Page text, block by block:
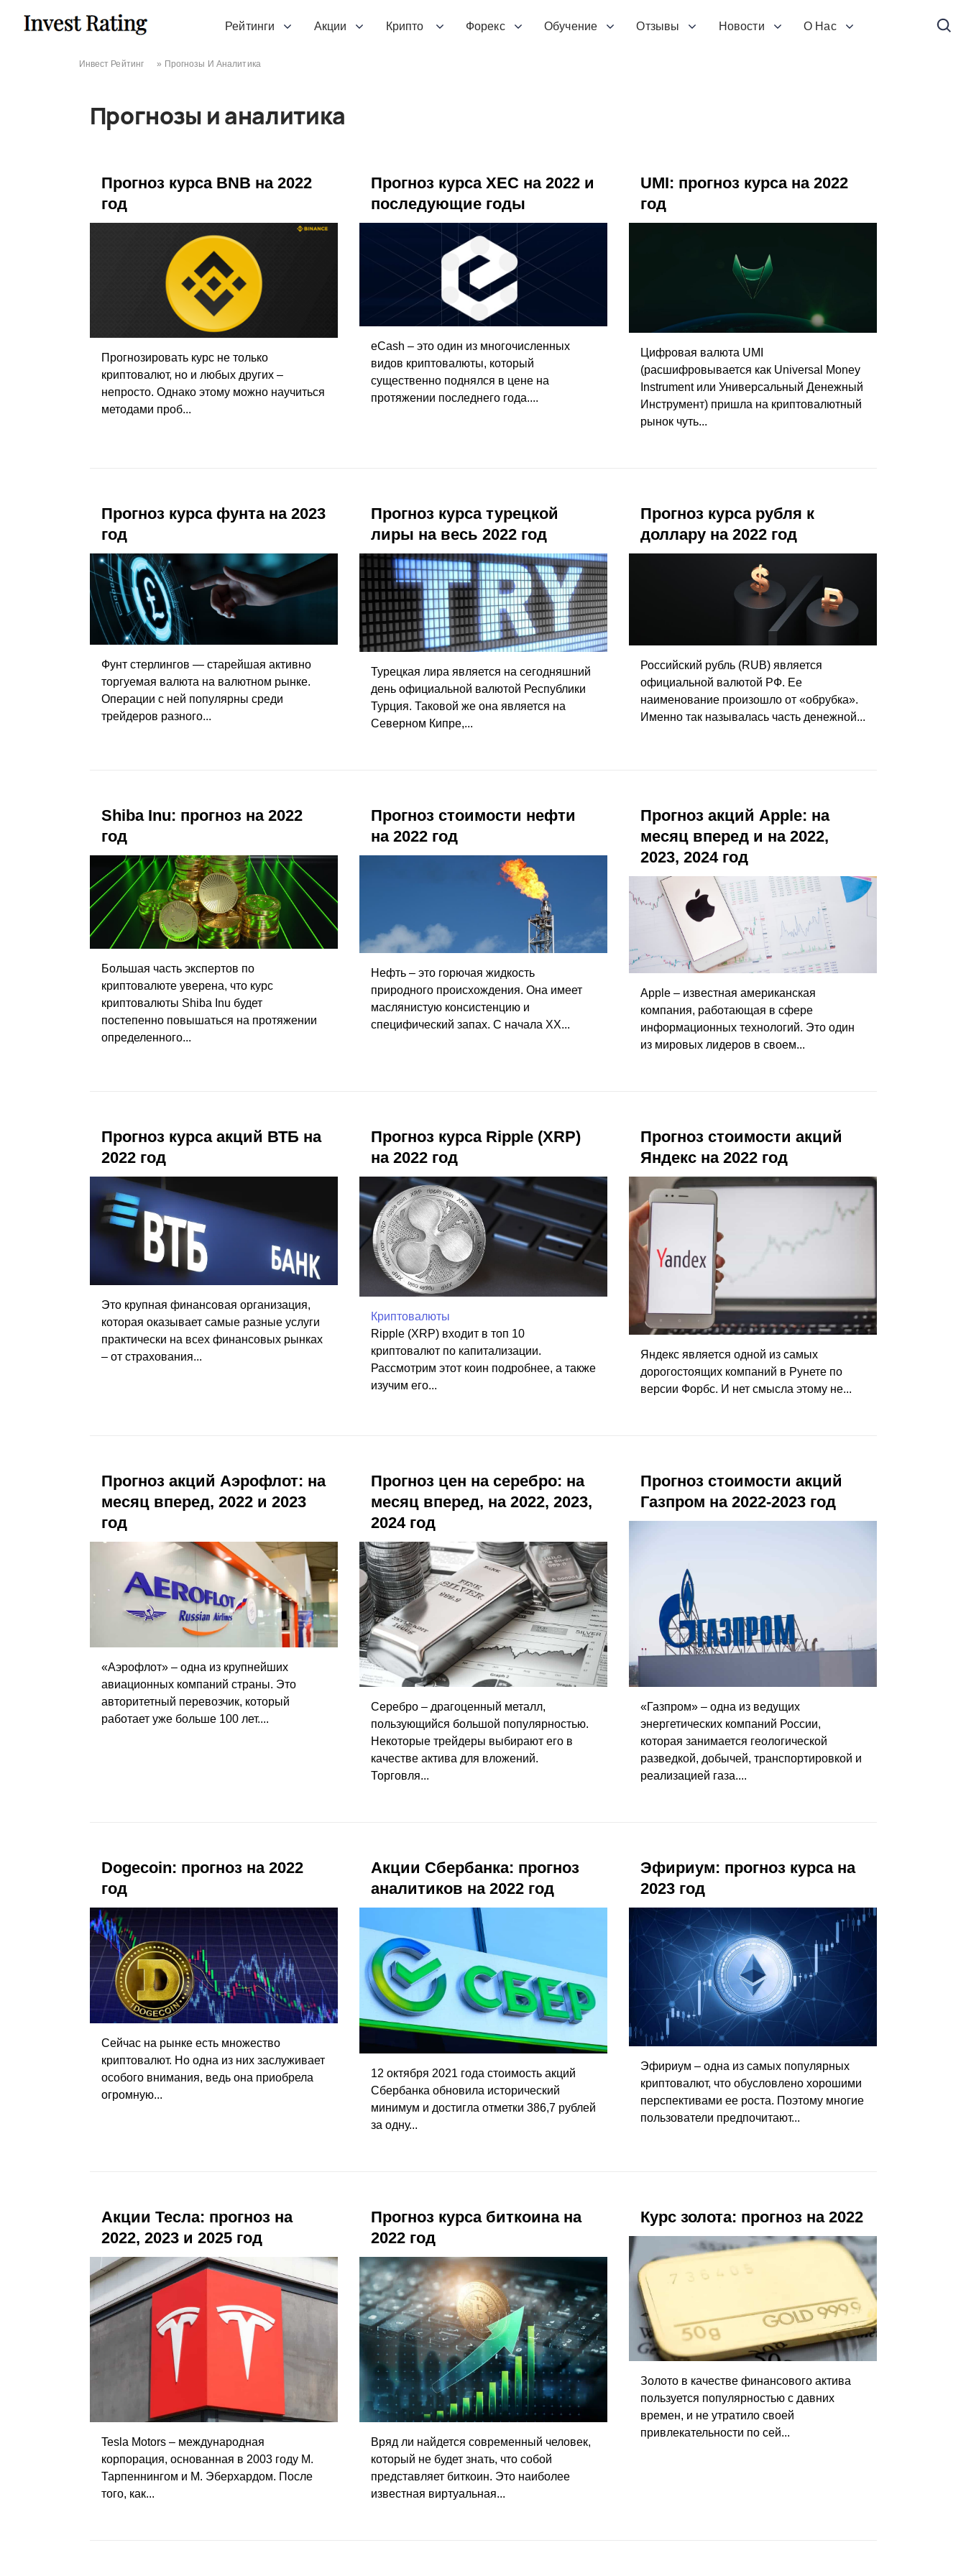
Рейтинги
Акции Крипто Форекс Обучение Отзывы Новости О Нас
Инвест Рейтинг » Прогнозы И Аналитика
Прогнозы и аналитика
Прогноз курса BNB на 2022
год
Прогнозировать курс не только
криптовалют, но и любых других –
непросто. Однако этому можно научиться
методами проб...
Прогноз курса XEC на 2022 и
последующие годы
eCash – это один из многочисленных
видов криптовалюты, который
существенно поднялся в цене на
протяжении последнего года....
UMI: прогноз курса на 2022
год
Цифровая валюта UMI
(расшифровывается как Universal Money
Instrument или Универсальный Денежный
Инструмент) пришла на криптовалютный
рынок чуть...
Прогноз курса фунта на 2023
год
Фунт стерлингов — старейшая активно
торгуемая валюта на валютном рынке.
Операции с ней популярны среди
трейдеров разного...
Прогноз курса турецкой
лиры на весь 2022 год
Турецкая лира является на сегодняшний
день официальной валютой Республики
Турция. Таковой же она является на
Северном Кипре,...
Прогноз курса рубля к
доллару на 2022 год
Российский рубль (RUB) является
официальной валютой РФ. Ее
наименование произошло от «обрубка».
Именно так называлась часть денежной...
Shiba Inu: прогноз на 2022
год
Большая часть экспертов по
криптовалюте уверена, что курс
криптовалюты Shiba Inu будет
постепенно повышаться на протяжении
определенного...
Прогноз стоимости нефти
на 2022 год
Нефть – это горючая жидкость
природного происхождения. Она имеет
маслянистую консистенцию и
специфический запах. С начала ХХ...
Прогноз акций Apple: на
месяц вперед и на 2022,
2023, 2024 год
Apple – известная американская
компания, работающая в сфере
информационных технологий. Это один
из мировых лидеров в своем...
Прогноз курса акций ВТБ на
2022 год
Это крупная финансовая организация,
которая оказывает самые разные услуги
практически на всех финансовых рынках
– от страхования...
Прогноз курса Ripple (XRP)
на 2022 год
Криптовалюты
Ripple (XRP) входит в топ 10
криптовалют по капитализации.
Рассмотрим этот коин подробнее, а также
изучим его...
Прогноз стоимости акций
Яндекс на 2022 год
Яндекс является одной из самых
дорогостоящих компаний в Рунете по
версии Форбс. И нет смысла этому не...
Прогноз акций Аэрофлот: на
месяц вперед, 2022 и 2023
год
«Аэрофлот» – одна из крупнейших
авиационных компаний страны. Это
авторитетный перевозчик, который
работает уже больше 100 лет....
Прогноз цен на серебро: на
месяц вперед, на 2022, 2023,
2024 год
Серебро – драгоценный металл,
пользующийся большой популярностью.
Некоторые трейдеры выбирают его в
качестве актива для вложений.
Торговля...
Прогноз стоимости акций
Газпром на 2022-2023 год
«Газпром» – одна из ведущих
энергетических компаний России,
которая занимается геологической
разведкой, добычей, транспортировкой и
реализацией газа....
Dogecoin: прогноз на 2022
год
Сейчас на рынке есть множество
криптовалют. Но одна из них заслуживает
особого внимания, ведь она приобрела
огромную...
Акции Сбербанка: прогноз
аналитиков на 2022 год
12 октября 2021 года стоимость акций
Сбербанка обновила исторический
минимум и достигла отметки 386,7 рублей
за одну...
Эфириум: прогноз курса на
2023 год
Эфириум – одна из самых популярных
криптовалют, что обусловлено хорошими
перспективами ее роста. Поэтому многие
пользователи предпочитают...
Акции Тесла: прогноз на
2022, 2023 и 2025 год
Tesla Motors – международная
корпорация, основанная в 2003 году М.
Тарпеннингом и М. Эберхардом. После
того, как...
Прогноз курса биткоина на
2022 год
Вряд ли найдется современный человек,
который не будет знать, что собой
представляет биткоин. Это наиболее
известная виртуальная...
Курс золота: прогноз на 2022
Золото в качестве финансового актива
пользуется популярностью с давних
времен, и не утратило своей
привлекательности по сей...